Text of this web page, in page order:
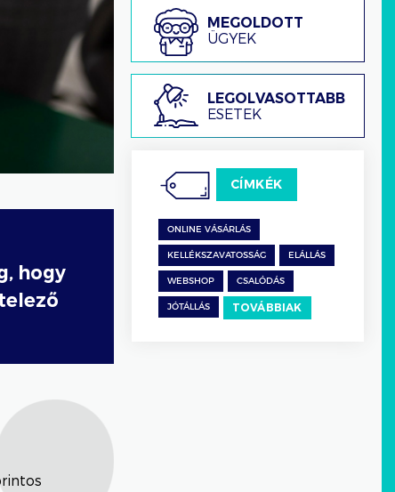
hogy
Megoldott
ügyek
MEGOLDOTT
ÜGYEK
Legolvasottabb
esetek
LEGOLVASOTTABB
ESETEK
CÍMKÉK
ONLINE VÁSÁRLÁS
KELLÉKSZAVATOSSÁG ELÁLLÁS
WEBSHOP CSALÓDÁS
JÓTÁLLÁS TOVÁBBIAK